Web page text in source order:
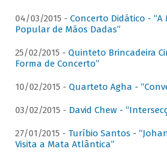
04/03/2015 - Concerto Didático - “A
Popular de Mãos Dadas”
25/02/2015 - Quinteto Brincadeira
Forma de Concerto”
10/02/2015 - Quarteto Agha -
03/02/2015 - David Chew -
27/01/2015 - Turíbio Santos -
Visita a Mata Atlântica”